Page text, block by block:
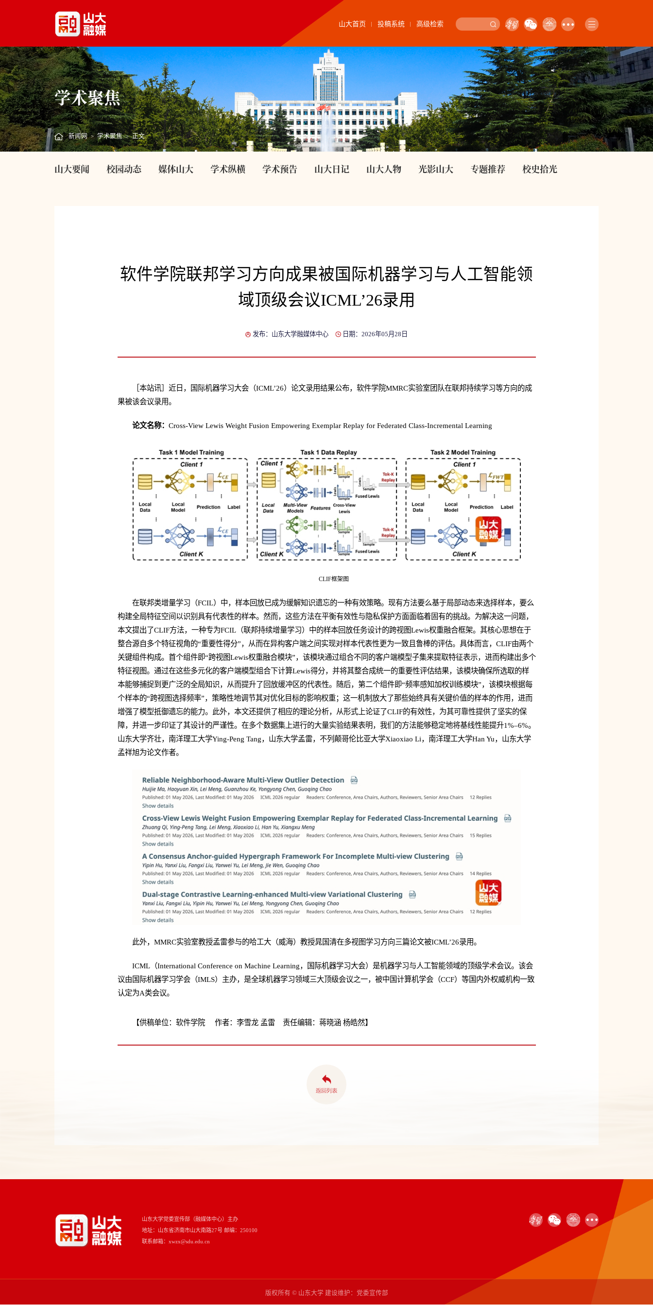
山大首页 投稿系统 高级检索
学术聚焦
新闻网 > 学术聚焦 > 正文
山大要闻 校园动态 媒体山大 学术纵横 学术预告 山大日记 山大人物 光影山大 专题推荐 校史拾光
软件学院联邦学习方向成果被国际机器学习与人工智能领
域顶级会议ICML’26录用
发布：山东大学融媒体中心 日期：2026年05月28日
［本站讯］近日，国际机器学习大会（ICML’26）论文录用结果公布，软件学院MMRC实验室团队在联邦持续学习等方向的成
果被该会议录用。
论文名称：Cross-View Lewis Weight Fusion Empowering Exemplar Replay for Federated Class-Incremental Learning
CLIF框架图
在联邦类增量学习（FCIL）中，样本回放已成为缓解知识遗忘的一种有效策略。现有方法要么基于局部动态来选择样本，要么
构建全局特征空间以识别具有代表性的样本。然而，这些方法在平衡有效性与隐私保护方面面临着固有的挑战。为解决这一问题，
本文提出了CLIF方法，一种专为FCIL（联邦持续增量学习）中的样本回放任务设计的跨视图Lewis权重融合框架。其核心思想在于
整合源自多个特征视角的“重要性得分”，从而在异构客户端之间实现对样本代表性更为一致且鲁棒的评估。具体而言，CLIF由两个
关键组件构成。首个组件即“跨视图Lewis权重融合模块”，该模块通过组合不同的客户端模型子集来提取特征表示，进而构建出多个
特征视图。通过在这些多元化的客户端模型组合下计算Lewis得分，并将其整合成统一的重要性评估结果，该模块确保所选取的样
本能够捕捉到更广泛的全局知识，从而提升了回放缓冲区的代表性。随后，第二个组件即“频率感知加权训练模块”，该模块根据每
个样本的“跨视图选择频率”，策略性地调节其对优化目标的影响权重；这一机制放大了那些始终具有关键价值的样本的作用，进而
增强了模型抵御遗忘的能力。此外，本文还提供了相应的理论分析，从形式上论证了CLIF的有效性，为其可靠性提供了坚实的保
障，并进一步印证了其设计的严谨性。在多个数据集上进行的大量实验结果表明，我们的方法能够稳定地将基线性能提升1%–6%。
山东大学齐壮，南洋理工大学Ying-Peng Tang，山东大学孟雷，不列颠哥伦比亚大学Xiaoxiao Li，南洋理工大学Han Yu，山东大学
孟祥旭为论文作者。
此外，MMRC实验室教授孟雷参与的哈工大（威海）教授晁国清在多视图学习方向三篇论文被ICML’26录用。
ICML（International Conference on Machine Learning，国际机器学习大会）是机器学习与人工智能领域的顶级学术会议。该会
议由国际机器学习学会（IMLS）主办，是全球机器学习领域三大顶级会议之一，被中国计算机学会（CCF）等国内外权威机构一致
认定为A类会议。
【供稿单位：软件学院 作者：李雪龙 孟雷 责任编辑：蒋晓涵 杨皓然】
山东大学党委宣传部（融媒体中心）主办
地址：山东省济南市山大南路27号 邮编：250100
联系邮箱：xwzx@sdu.edu.cn
版权所有 © 山东大学 建设维护：党委宣传部